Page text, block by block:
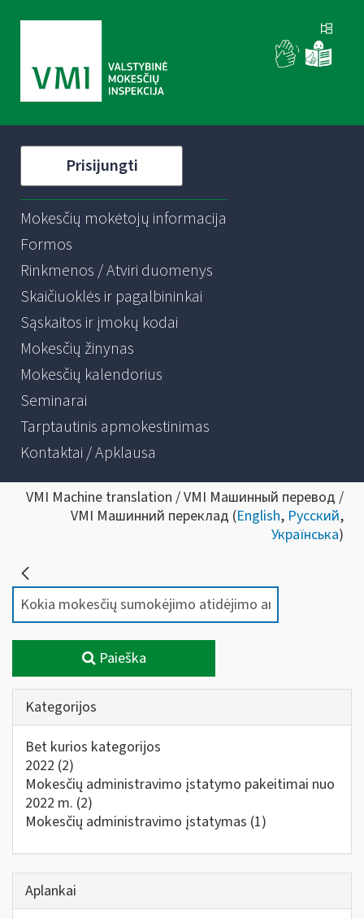
Prisijungti
Mokesčių mokėtojų informacija
Formos
Rinkmenos / Atviri duomenys
Skaičiuoklės ir pagalbininkai
Sąskaitos ir įmokų kodai
Mokesčių žinynas
Mokesčių kalendorius
Seminarai
Tarptautinis apmokestinimas
Kontaktai / Apklausa
VMI Machine translation / VMI Машинный перевод /
VMI Машинний переклад (English, Русский,
Українська)
Paieška
Kategorijos
Bet kurios kategorijos
2022 (2)
Mokesčių administravimo įstatymo pakeitimai nuo
2022 m. (2)
Mokesčių administravimo įstatymas (1)
Aplankai